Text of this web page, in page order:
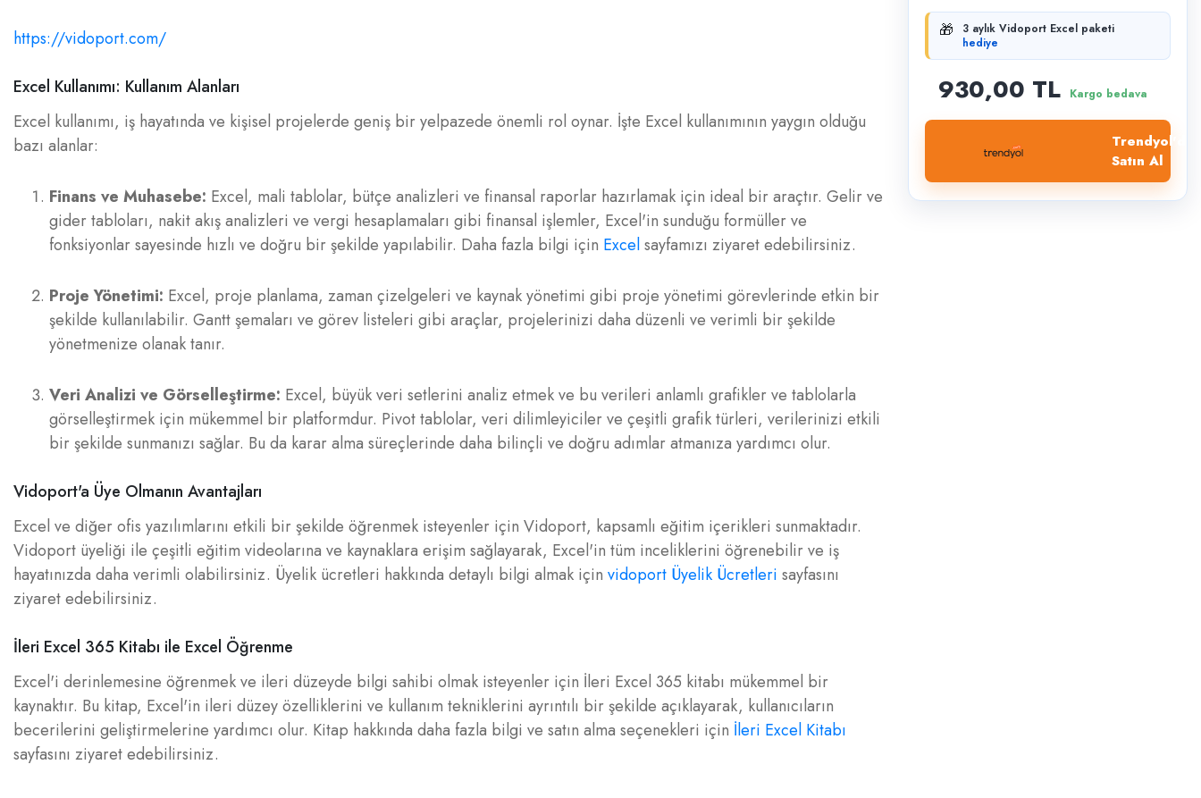
https://vidoport.com/
Excel Kullanımı: Kullanım Alanları
Excel kullanımı, iş hayatında ve kişisel projelerde geniş bir yelpazede önemli rol oynar. İşte Excel kullanımının yaygın olduğu
bazı alanlar:
Finans ve Muhasebe: Excel, mali tablolar, bütçe analizleri ve finansal raporlar hazırlamak için ideal bir araçtır. Gelir ve
gider tabloları, nakit akış analizleri ve vergi hesaplamaları gibi finansal işlemler, Excel'in sunduğu formüller ve
fonksiyonlar sayesinde hızlı ve doğru bir şekilde yapılabilir. Daha fazla bilgi için Excelsayfamızı ziyaret edebilirsiniz.
Proje Yönetimi: Excel, proje planlama, zaman çizelgeleri ve kaynak yönetimi gibi proje yönetimi görevlerinde etkin bir
şekilde kullanılabilir. Gantt şemaları ve görev listeleri gibi araçlar, projelerinizi daha düzenli ve verimli bir şekilde
yönetmenize olanak tanır.
Veri Analizi ve Görselleştirme: Excel, büyük veri setlerini analiz etmek ve bu verileri anlamlı grafikler ve tablolarla
görselleştirmek için mükemmel bir platformdur. Pivot tablolar, veri dilimleyiciler ve çeşitli grafik türleri, verilerinizi etkili
bir şekilde sunmanızı sağlar. Bu da karar alma süreçlerinde daha bilinçli ve doğru adımlar atmanıza yardımcı olur.
Vidoport'a Üye Olmanın Avantajları
Excel ve diğer ofis yazılımlarını etkili bir şekilde öğrenmek isteyenler için Vidoport, kapsamlı eğitim içerikleri sunmaktadır.
Vidoport üyeliği ile çeşitli eğitim videolarına ve kaynaklara erişim sağlayarak, Excel'in tüm inceliklerini öğrenebilir ve iş
hayatınızda daha verimli olabilirsiniz. Üyelik ücretleri hakkında detaylı bilgi almak için vidoport Üyelik Ücretleri sayfasını
ziyaret edebilirsiniz.
İleri Excel 365 Kitabı ile Excel Öğrenme
Excel'i derinlemesine öğrenmek ve ileri düzeyde bilgi sahibi olmak isteyenler için İleri Excel 365 kitabı mükemmel bir
kaynaktır. Bu kitap, Excel'in ileri düzey özelliklerini ve kullanım tekniklerini ayrıntılı bir şekilde açıklayarak, kullanıcıların
becerilerini geliştirmelerine yardımcı olur. Kitap hakkında daha fazla bilgi ve satın alma seçenekleri için İleri Excel Kitabı
sayfasını ziyaret edebilirsiniz.
🎁
3 aylık Vidoport Excel paketi
hediye
930,00 TL Kargo bedava
Trendyol'dan
Satın Al